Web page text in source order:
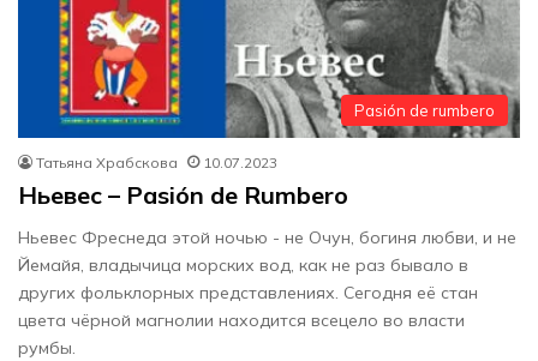
Pasión de rumbero
Татьяна Храбскова 10.07.2023
Ньевес – Pasión de Rumbero
Ньевес Фреснеда этой ночью - не Очун, богиня любви, и не
Йемайя, владычица морских вод, как не раз бывало в
других фольклорных представлениях. Сегодня её стан
цвета чёрной магнолии находится всецело во власти
румбы.